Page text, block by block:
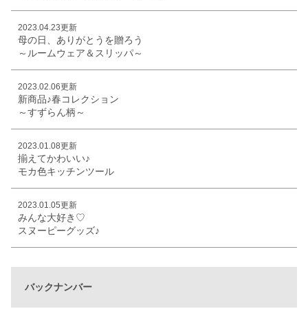
2023.04.23更新
母の日、ありがとうを贈ろう
～ルームウェア＆スリッパ～
2023.02.06更新
新商品♪春コレクション
～すずらん柄～
2023.01.08更新
揃えてかわいい♪
モカ色キッチンツール
2023.01.05更新
みんな大好き♡
スヌーピーグッズ♪
バックナンバー